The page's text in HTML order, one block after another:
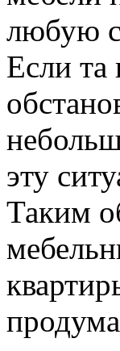
любую
Если та
эту
Таким